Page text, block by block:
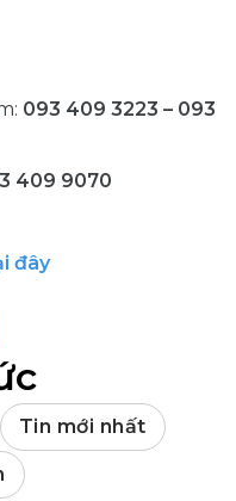
093 409 3223 – 093
409 9070
đây
Tin mới nhất